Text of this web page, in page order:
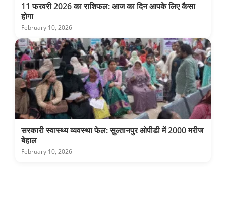
11 फरवरी 2026 का राशिफल: आज का दिन आपके लिए कैसा
होगा
February 10, 2026
सरकारी स्वास्थ्य व्यवस्था फेल: सुल्तानपुर ओपीडी में 2000 मरीज
बेहाल
February 10, 2026